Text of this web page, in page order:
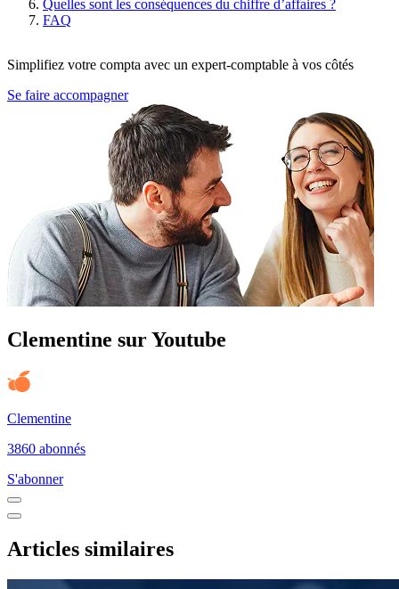
Quelles sont les conséquences du chiffre d’affaires ?
FAQ
Simplifiez votre compta avec un expert-comptable à vos côtés
Se faire accompagner
Clementine sur Youtube
Clementine
3860 abonnés
S'abonner
Articles similaires